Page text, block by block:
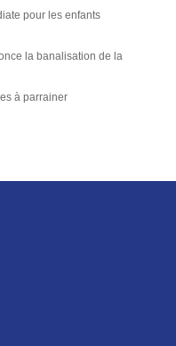
pour les enfants
la banalisation de la
à parrainer